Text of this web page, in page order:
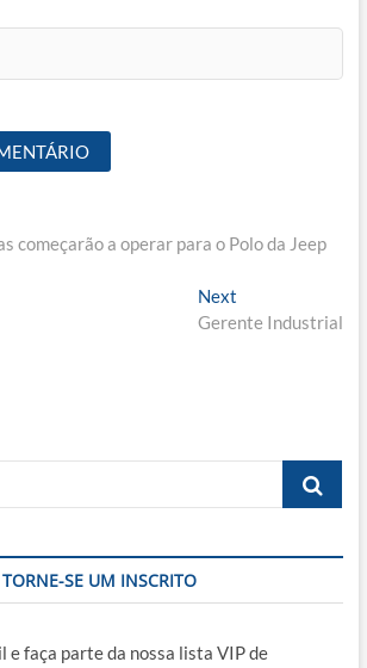
começarão a operar para o Polo da Jeep
Next
post:
Gerente Industrial
Busca
TORNE-SE UM INSCRITO
e faça parte da nossa lista VIP de